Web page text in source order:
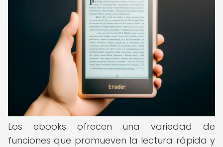
Los ebooks ofrecen una variedad de
funciones que promueven la lectura rápida y